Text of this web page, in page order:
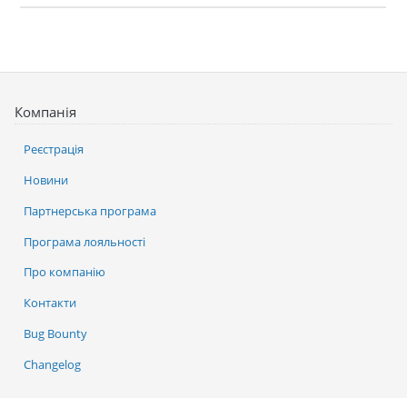
Компанія
Реєстрація
Новини
Партнерська програма
Програма лояльності
Про компанію
Контакти
Bug Bounty
Changelog